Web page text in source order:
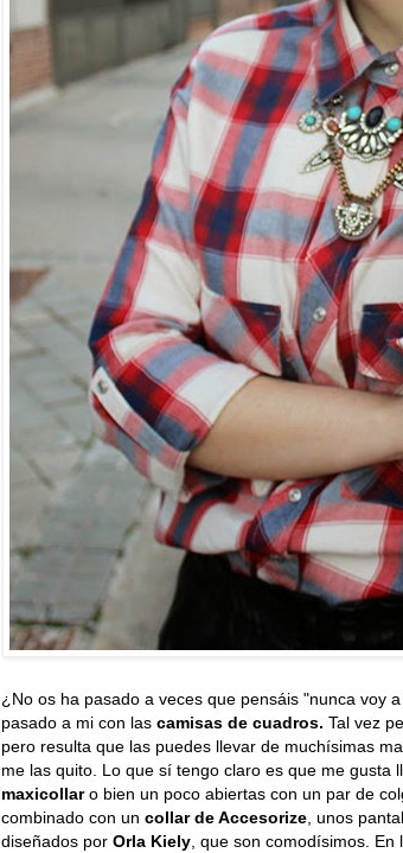
¿No os ha pasado a veces que pensáis "nunca voy
pasado a mi con las camisas de cuadros. Tal vez
pero resulta que las puedes llevar de muchísimas
me las quito. Lo que sí tengo claro es que me gusta
maxicollaro bien un poco abiertas con un par de
combinado con un collar de Accesorize , unos
diseñados por Orla Kiely , que son comodísimos.